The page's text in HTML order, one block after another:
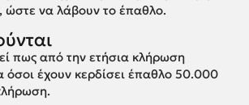
ώστε να λάβουν το έπαθλο.
πως από την ετήσια κλήρωση
όσοι έχουν κερδίσει έπαθλο 50.000